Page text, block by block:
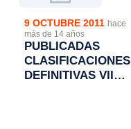
9 OCTUBRE 2011 hace
más de 14 años
PUBLICADAS
CLASIFICACIONES
DEFINITIVAS VII